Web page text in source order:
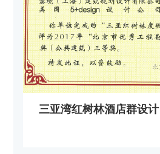
三亚湾红树林酒店群设计